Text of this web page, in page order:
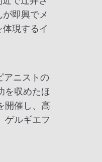
即興でメ
現するイ
アニストの
を収めたほ
開催し、高
ゲルギエフ